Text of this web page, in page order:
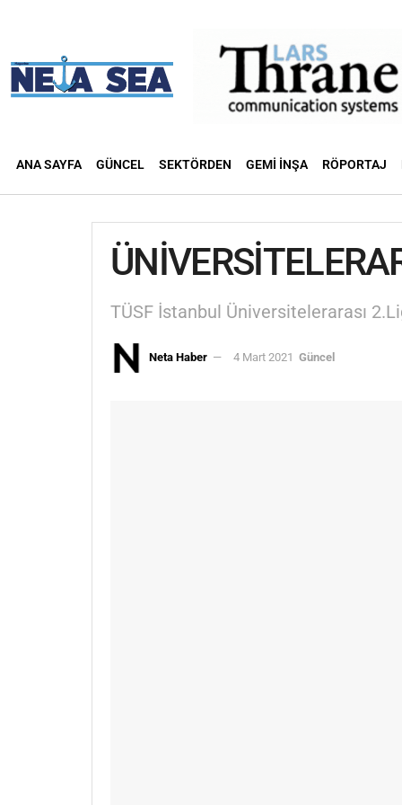
ANA SAYFA GÜNCEL SEKTÖRDEN GEMI İNŞA RÖPORTAJ
TÜSF İstanbul Üniversitelerarası
Neta Haber 4 Mart 2021 Güncel